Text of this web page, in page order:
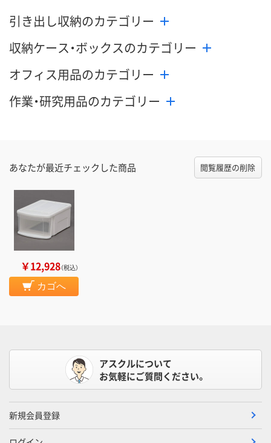
引き出し収納のカテゴリー
収納ケース・ボックスのカテゴリー
オフィス用品のカテゴリー
作業・研究用品のカテゴリー
あなたが最近チェックした商品 閲覧履歴の削除
￥12,928（税込）
カゴへ
アスクルについて
お気軽にご質問ください。
新規会員登録